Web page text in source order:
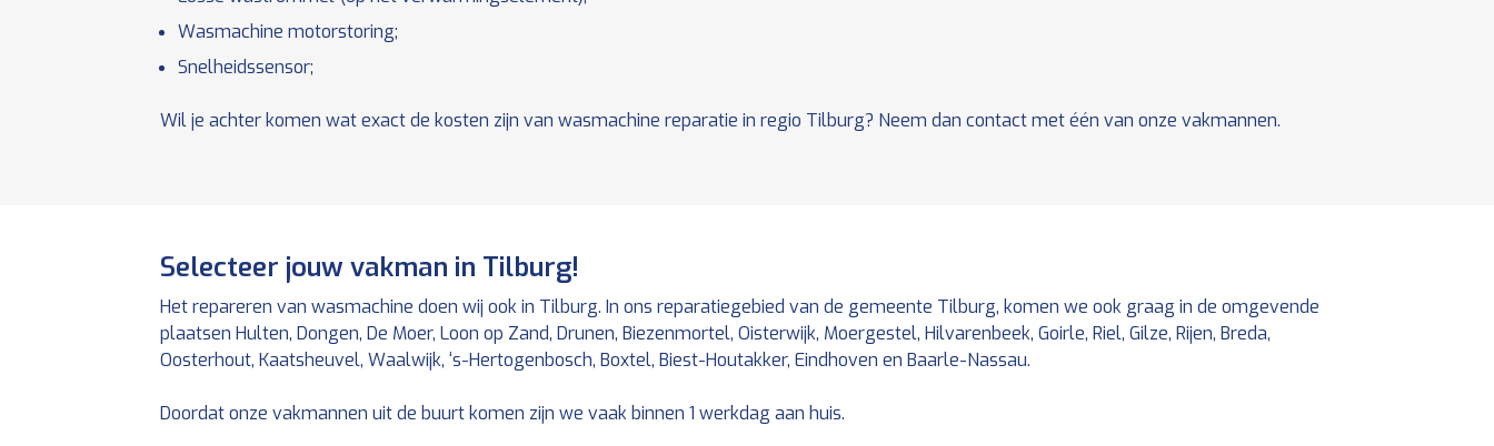
Wasmachine motorstoring;
Snelheidssensor;
Wil je achter komen wat exact de kosten zijn van wasmachine reparatie in regio Tilburg? Neem dan contact met één van onze vakmannen.
Selecteer jouw vakman in Tilburg!
Het repareren van wasmachine doen wij ook in Tilburg. In ons reparatiegebied van de gemeente Tilburg, komen we ook graag in de omgevende
plaatsen Hulten, Dongen, De Moer, Loon op Zand, Drunen, Biezenmortel, Oisterwijk, Moergestel, Hilvarenbeek, Goirle, Riel, Gilze, Rijen, Breda,
Oosterhout, Kaatsheuvel, Waalwijk, ‘s-Hertogenbosch, Boxtel, Biest-Houtakker, Eindhoven en Baarle-Nassau.
Doordat onze vakmannen uit de buurt komen zijn we vaak binnen 1 werkdag aan huis.